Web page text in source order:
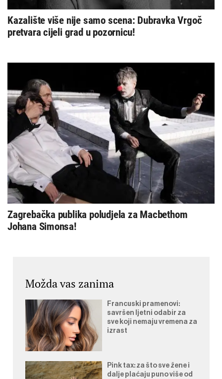
Kazalište više nije samo scena: Dubravka Vrgoč
pretvara cijeli grad u pozornicu!
Zagrebačka publika poludjela za Macbethom
Johana Simonsa!
Možda vas zanima
Francuski pramenovi:
savršen ljetni odabir za
sve koji nemaju vremena za
izrast
Pink tax: za što sve žene i
dalje plaćaju puno više od